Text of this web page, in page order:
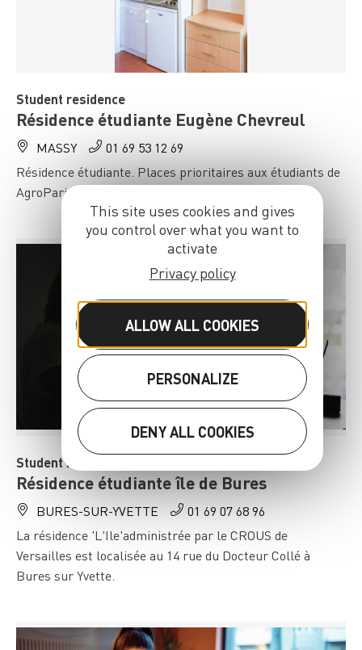
Student residence
Résidence étudiante Eugène Chevreul
MASSY
01 69 53 12 69
Résidence étudiante. Places prioritaires aux étudiants de
AgroParisTech - Massy
Student residence
Résidence étudiante île de Bures
BURES-SUR-YVETTE
01 69 07 68 96
La résidence 'L'Ile'administrée par le CROUS de
Versailles est localisée au 14 rue du Docteur Collé à
Bures sur Yvette.
This site uses cookies and gives
you control over what you want to
activate
Privacy policy
ALLOW ALL COOKIES
PERSONALIZE
DENY ALL COOKIES